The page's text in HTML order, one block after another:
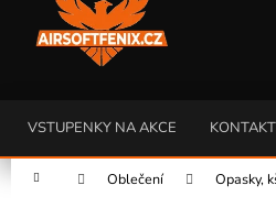
VSTUPENKY NA AKCE KONTAKT
Domů Oblečení Opasky,
P
Ř
E
B